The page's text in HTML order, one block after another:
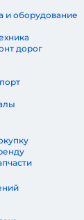
и оборудование
дорог